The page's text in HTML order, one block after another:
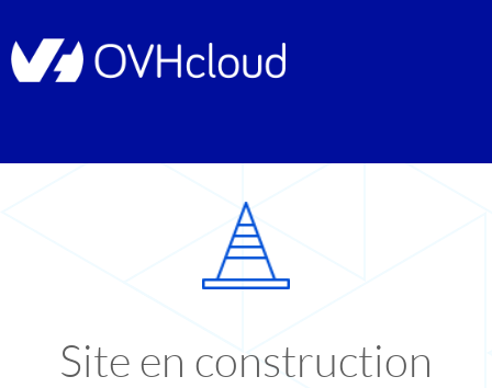
Site en construction